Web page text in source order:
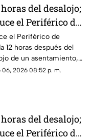
horas del desalojo;
el Periférico de
tras bloqueo y
de
el Periférico de
12 horas después del
de un asentamiento,
provocó protestas,
06, 2026 08:52 p. m.
horas del desalojo;
el Periférico de